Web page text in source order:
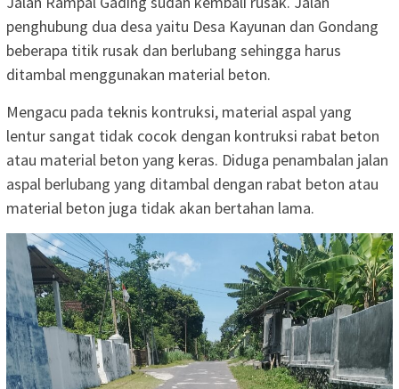
penghubung dua desa yaitu Desa Kayunan dan Gondang
beberapa titik rusak dan berlubang sehingga harus
ditambal menggunakan material beton.
Mengacu pada teknis kontruksi, material aspal yang
lentur sangat tidak cocok dengan kontruksi rabat beton
atau material beton yang keras. Diduga penambalan jalan
aspal berlubang yang ditambal dengan rabat beton atau
material beton juga tidak akan bertahan lama.